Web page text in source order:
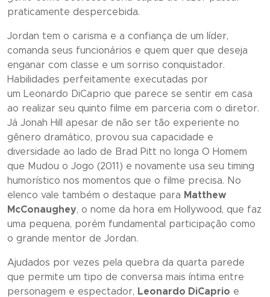
praticamente despercebida.
Jordan tem o carisma e a confiança de um líder,
comanda seus funcionários e quem quer que deseja
enganar com classe e um sorriso conquistador.
Habilidades perfeitamente executadas por
um Leonardo DiCaprio que parece se sentir em casa
ao realizar seu quinto filme em parceria com o diretor.
Já Jonah Hill apesar de não ser tão experiente no
gênero dramático, provou sua capacidade e
diversidade ao lado de Brad Pitt no longa O Homem
que Mudou o Jogo (2011) e novamente usa seu timing
humorístico nos momentos que o filme precisa. No
elenco vale também o destaque para Matthew
McConaughey, o nome da hora em Hollywood, que faz
uma pequena, porém fundamental participação como
o grande mentor de Jordan.
Ajudados por vezes pela quebra da quarta parede
que permite um tipo de conversa mais íntima entre
personagem e espectador, Leonardo DiCaprio e